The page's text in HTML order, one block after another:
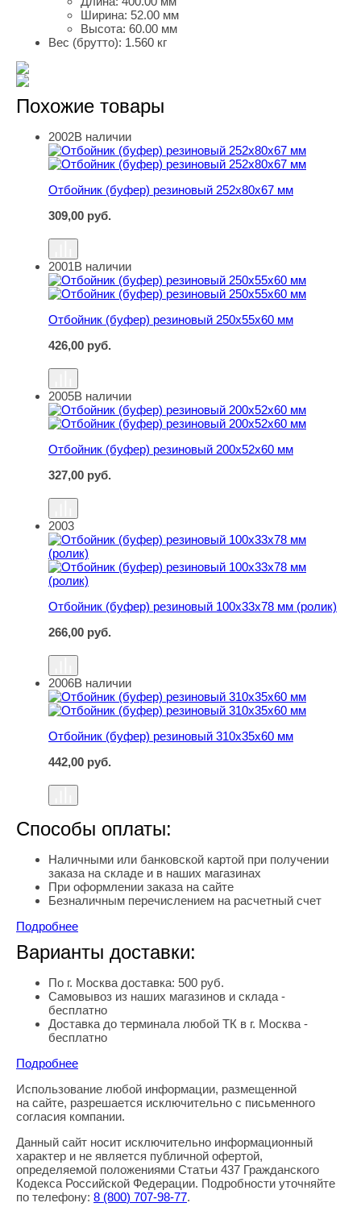
Ширина: 52.00 мм
Высота: 60.00 мм
Вес (брутто): 1.560 кг
Похожие товары
Отбойник (буфер) резиновый 252х80х67 мм
2002В наличии
Отбойник (буфер) резиновый 252х80х67 мм
309,00 руб.
Отбойник (буфер) резиновый 250х55х60 мм
2001В наличии
Отбойник (буфер) резиновый 250х55х60 мм
426,00 руб.
Отбойник (буфер) резиновый 200х52х60 мм
2005В наличии
Отбойник (буфер) резиновый 200х52х60 мм
327,00 руб.
Отбойник (буфер) резиновый 100х33х78 мм (ролик)
2003
Отбойник (буфер) резиновый 100х33х78 мм (ролик)
266,00 руб.
Отбойник (буфер) резиновый 310х35х60 мм
2006В наличии
Отбойник (буфер) резиновый 310х35х60 мм
442,00 руб.
Способы оплаты:
Наличными или банковской картой при получении
заказа на складе и в наших магазинах
При оформлении заказа на сайте
Безналичным перечислением на расчетный счет
Подробнее
Варианты доставки:
По г. Москва доставка: 500 руб.
Самовывоз из наших магазинов и склада -
бесплатно
Доставка до терминала любой ТК в г. Москва -
бесплатно
Подробнее
Правовая информация
Использование любой информации, размещенной
на сайте, разрешается исключительно с письменного
согласия компании.
Данный сайт носит исключительно информационный
характер и не является публичной офертой,
определяемой положениями Статьи 437 Гражданского
Кодекса Российской Федерации. Подробности уточняйте
по телефону: 8 (800) 707-98-77.